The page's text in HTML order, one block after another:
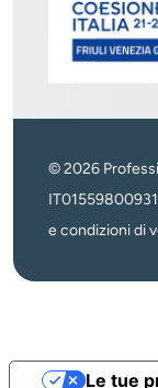
© 2026
e condizioni di
Le tue